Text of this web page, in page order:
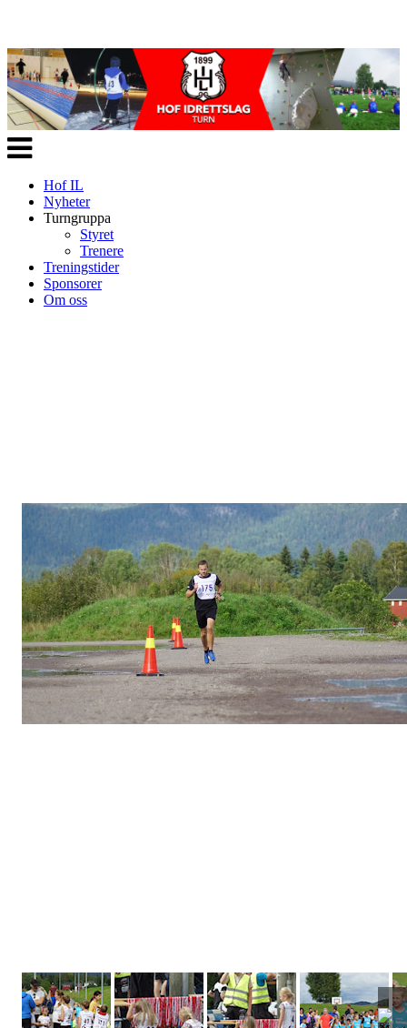
Veksle
navigasjon
Hof IL
Nyheter
Turngruppa
Styret
Trenere
Treningstider
Sponsorer
Om oss